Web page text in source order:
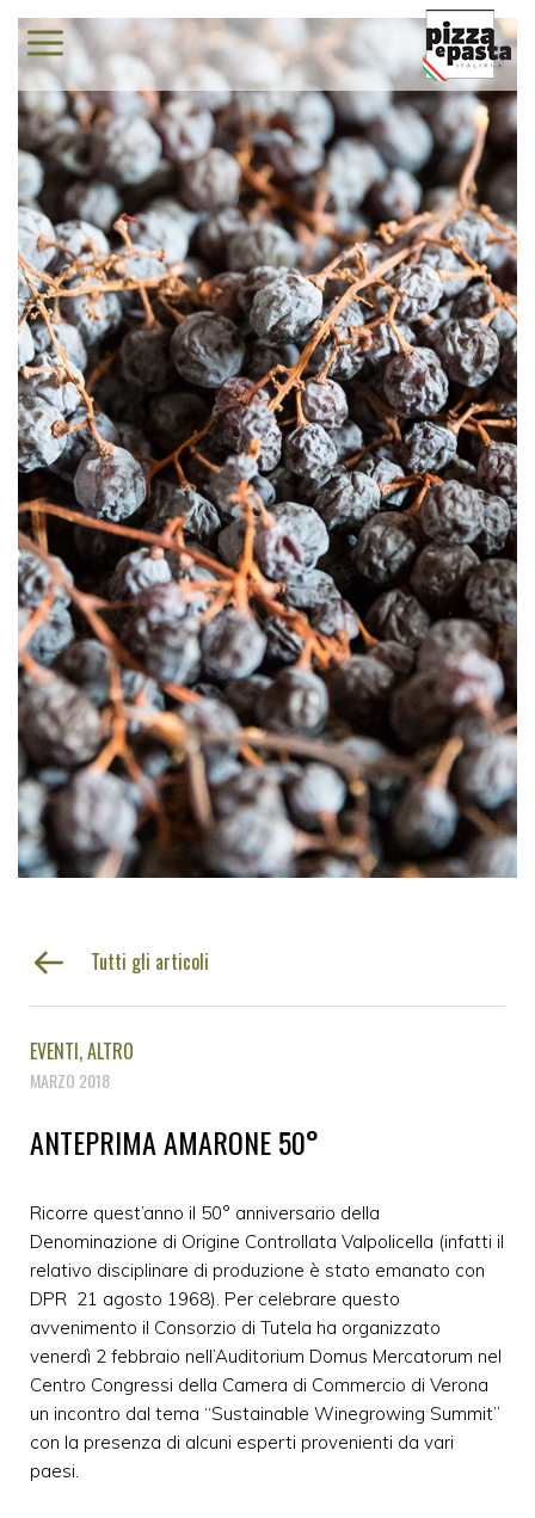
Tutti gli articoli
EVENTI ALTRO
MARZO 2018
ANTEPRIMA AMARONE 50°
Ricorre quest’anno il 50° anniversario della
Denominazione di Origine Controllata Valpolicella (infatti il
relativo disciplinare di produzione è stato emanato con
DPR 21 agosto 1968). Per celebrare questo
avvenimento il Consorzio di Tutela ha organizzato
venerdì 2 febbraio nell’Auditorium Domus Mercatorum nel
Centro Congressi della Camera di Commercio di Verona
un incontro dal tema “Sustainable Winegrowing Summit”
con la presenza di alcuni esperti provenienti da vari
paesi.